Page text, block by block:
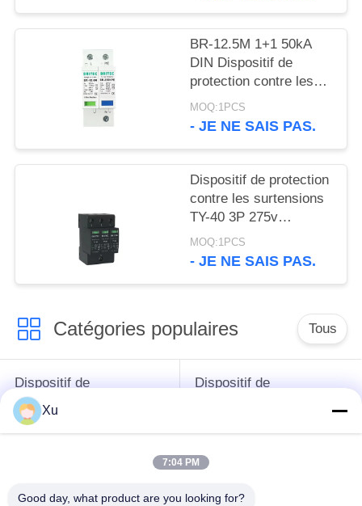
BR-12.5M 1+1 50kA
DIN Dispositif de
protection contre les
surtensions
ferroviaires contre la
MOQ:1PCS
- JE NE SAIS PAS.
Dispositif de protection
contre les surtensions
TY-40 3P 275v
Protecteur contre la
foudre Spd type 2
MOQ:1PCS
- JE NE SAIS PAS.
Catégories populaires Tous
Dispositif de
protection de montée
subite
Dispositif de
Type de dispositif de
Xu
7:04 PM
Good day, what product are you looking for?